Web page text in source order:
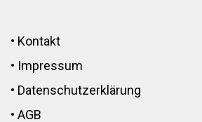
• Kontakt
• Impressum
• Datenschutzerklärung
• AGB